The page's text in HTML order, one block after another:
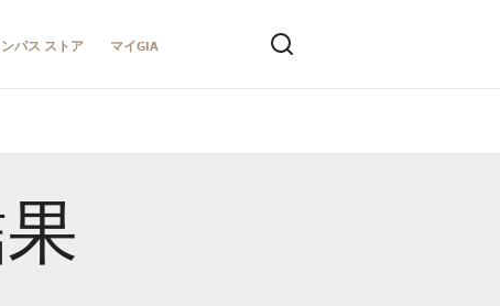
パス ストア マイGIA